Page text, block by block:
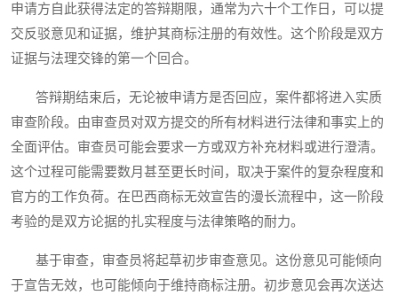
申请方自此获得法定的答辩期限，通常为六十个工作日，可以提
交反驳意见和证据，维护其商标注册的有效性。这个阶段是双方
证据与法理交锋的第一个回合。
答辩期结束后，无论被申请方是否回应，案件都将进入实质
审查阶段。由审查员对双方提交的所有材料进行法律和事实上的
全面评估。审查员可能会要求一方或双方补充材料或进行澄清。
这个过程可能需要数月甚至更长时间，取决于案件的复杂程度和
官方的工作负荷。在巴西商标无效宣告的漫长流程中，这一阶段
考验的是双方论据的扎实程度与法律策略的耐力。
基于审查，审查员将起草初步审查意见。这份意见可能倾向
于宣告无效，也可能倾向于维持商标注册。初步意见会再次送达